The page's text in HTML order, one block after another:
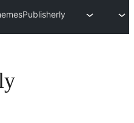
Publisherly